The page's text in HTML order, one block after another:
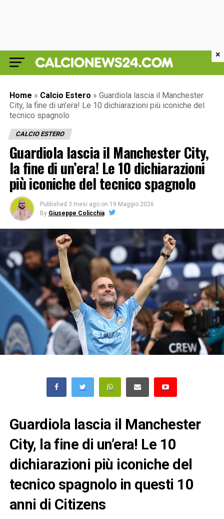
Home » Calcio Estero » Guardiola lascia il Manchester
City, la fine di un’era! Le 10 dichiarazioni più iconiche del
tecnico spagnolo
CALCIO ESTERO
Guardiola lascia il Manchester City,
la fine di un’era! Le 10 dichiarazioni
più iconiche del tecnico spagnolo
Published 3 mesi ago on 19 Maggio 2026
By Giuseppe Colicchia
Guardiola lascia il Manchester
City, la fine di un’era! Le 10
dichiarazioni più iconiche del
tecnico spagnolo in questi 10
anni di Citizens
×